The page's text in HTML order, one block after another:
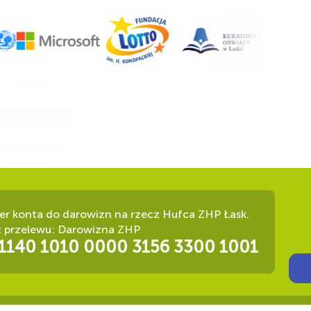
konta do darowizn na rzecz Hufca ZHP Łask.
przelewu: Darowizna ZHP
1010 0000 3156 3300 1001